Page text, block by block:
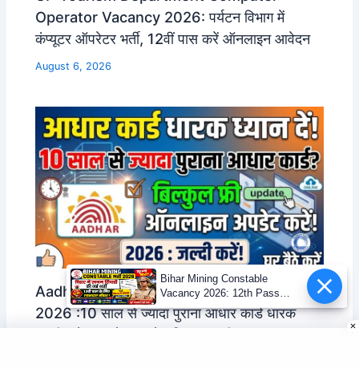
Operator Vacancy 2026: पर्यटन विभाग में
कंप्यूटर ऑपरेटर भर्ती, 12वीं पास करें ऑनलाइन आवेदन
August 6, 2026
Aadhar Card Document Update Online
2026 :10 साल से ज्यादा पुराना आधार कार्ड धारक
जल्दी करे डॉक्यूमेंट अपडेट बिल्कुल फ्री ऑनलाइन
Bihar Mining Constable
Vacancy 2026: 12th Pass
Mining Sipahi Bharti
Notification